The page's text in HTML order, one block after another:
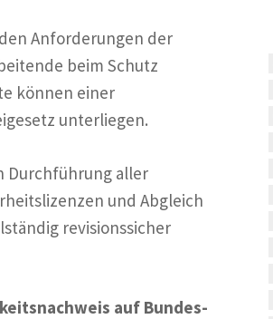
Anforderungen der
beim Schutz
können einer
unterliegen.
Durchführung aller
und Abgleich
revisionssicher
auf Bundes-